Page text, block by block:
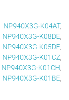
NP940X3G-K04AT,
NP940X3G-K08DE
NP940X3G-K05DE
NP940X3G-K01CZ
NP940X3G-K01CH
NP940X3G-K01BE